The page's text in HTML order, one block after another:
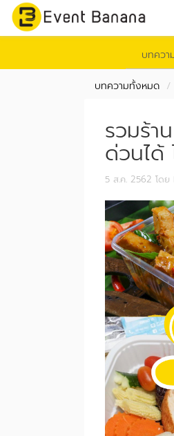
บทคว
บทความทั้งหมด
รวมร้า
ด่วนได้
5 ส.ค. 2562 โดย